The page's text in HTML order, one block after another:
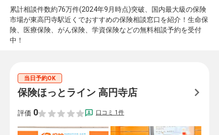
累計相談件数約76万件(2024年9月時点)突破、国内最大級の保険
市場が東高円寺駅近くでおすすめの保険相談窓口を紹介！生命保
険、医療保険、がん保険、学資保険などの無料相談予約を受付
中！
当日予約OK
保険ほっとライン 高円寺店
評価 0 口コミ 1件